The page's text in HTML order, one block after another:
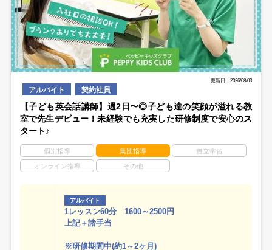
更新日：2026/08/03
アルバイト 契約社員
【子ども英会話講師】週2日〜◎子ども達の笑顔が溢れる教
室で先生デビュー！未経験でも充実した研修制度で安心のス
タート♪
個別指導 集団指導 自立学習
オンライン指導 その他
アルバイト
1レッスン60分 1600～2500円
上記＋諸手当
※研修期間中(約1～2ヶ月)